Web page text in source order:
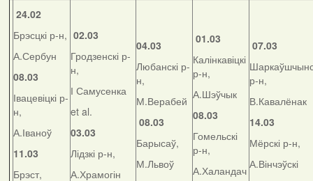
24.02
Брэсцкі р-н,
А.Сербун
08.03
Івацевіцкі р-
н,
А.Іваноў
11.03
Брэст,
02.03
Гродзенскі р-
н,
І Самусенка
et al.
03.03
Лідзкі р-н,
А.Храмогін
04.03
Любанскі р-
н,
М.Верабей
08.03
Барысаў,
М.Львоў
01.03
Калінкавіцкі
р-н,
А.Шэўчык
08.03
Гомельскі
р-н,
А.Халандач
07.03
р-н,
В.Кавалёнак
14.03
Мёрскі р-н,
А.Вінчэўскі